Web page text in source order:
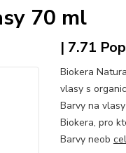
70 ml
| 7.71
Biokera
vlasy s
Barvy na
Biokera, pro
Barvy neob